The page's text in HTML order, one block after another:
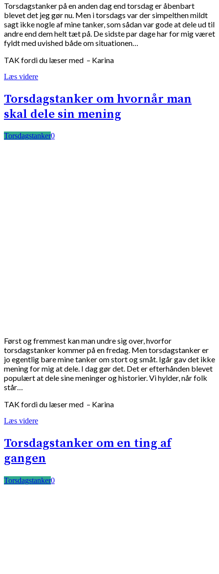
Torsdagstanker på en anden dag end torsdag er åbenbart
blevet det jeg gør nu. Men i torsdags var der simpelthen mildt
sagt ikke nogle af mine tanker, som sådan var gode at dele ud til
andre end dem helt tæt på. De sidste par dage har for mig været
fyldt med uvished både om situationen…
TAK fordi du læser med – Karina
Læs videre
Torsdagstanker om hvornår man
skal dele sin mening
Torsdagstanker0
Først og fremmest kan man undre sig over, hvorfor
torsdagstanker kommer på en fredag. Men torsdagstanker er
jo egentlig bare mine tanker om stort og småt. Igår gav det ikke
mening for mig at dele. I dag gør det. Det er efterhånden blevet
populært at dele sine meninger og historier. Vi hylder, når folk
står…
TAK fordi du læser med – Karina
Læs videre
Torsdagstanker om en ting af
gangen
Torsdagstanker0